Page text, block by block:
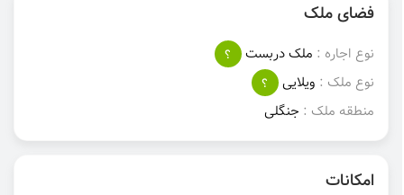
فضای ملک
نوع اجاره : ملک دربست
؟
نوع ملک : ویلایی
؟
منطقه ملک : جنگلی
امکانات